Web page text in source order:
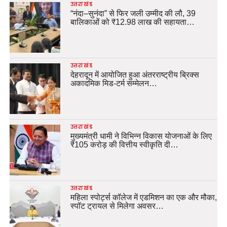
उत्तराखंड
“नंदा–सुनंदा” से फिर जली उम्मीद की लौ, 39
बालिकाओं को ₹12.98 लाख की सहायता…
उत्तराखंड
देहरादून में आयोजित हुआ अंतरराष्ट्रीय ब्रिक्स
अकादमिक मिड-टर्म सम्मेलन…
उत्तराखंड
मुख्यमंत्री धामी ने विभिन्न विकास योजनाओं के लिए
₹105 करोड़ की वित्तीय स्वीकृति दी…
उत्तराखंड
महिला स्पोर्ट्स कॉलेज में एडमिशन का एक और मौका,
स्पॉट ट्रायल से मिलेगा अवसर…